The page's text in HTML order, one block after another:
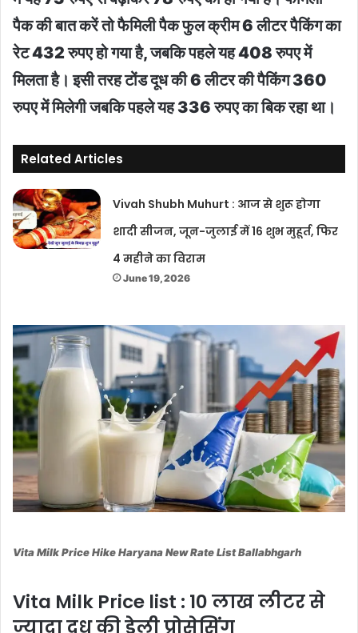
पैक की बात करें तो फैमिली पैक फुल क्रीम 6 लीटर पैकिंग का
रेट 432 रुपए हो गया है, जबकि पहले यह 408 रुपए में
मिलता है। इसी तरह टोंड दूध की 6 लीटर की पैकिंग 360
रुपए में मिलेगी जबकि पहले यह 336 रुपए का बिक रहा था।
Related Articles
Vivah Shubh Muhurt : आज से शुरू होगा
शादी सीजन, जून-जुलाई में 16 शुभ मुहूर्त, फिर
4 महीने का विराम
June 19, 2026
Vita Milk Price Hike Haryana New Rate List Ballabhgarh
Vita Milk Price list : 10 लाख लीटर से
ज्यादा दूध की डेली प्रोसेसिंग